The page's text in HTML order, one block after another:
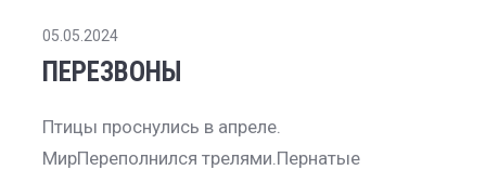
05.05.2024
ПЕРЕЗВОНЫ
Птицы проснулись в апреле.
МирПереполнился трелями.Пернатые